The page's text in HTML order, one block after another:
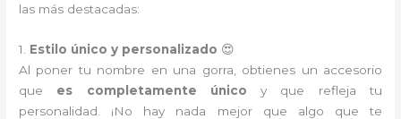
las más destacadas:
1. Estilo único y personalizado 😍
Al poner tu nombre en una gorra, obtienes un accesorio
que es completamente único y que refleja tu
personalidad. ¡No hay nada mejor que algo que te